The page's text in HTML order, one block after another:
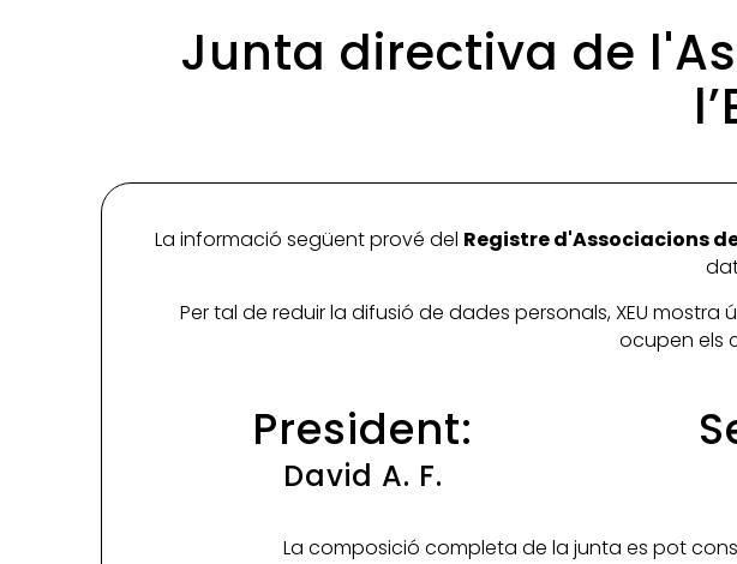
Junta directiva de
La informació següent prové del Registre d'Associacions
Per tal de reduir la difusió de dades personals, XEU mostra
ocupen els
President:
David A. F.
La composició completa de la junta es pot